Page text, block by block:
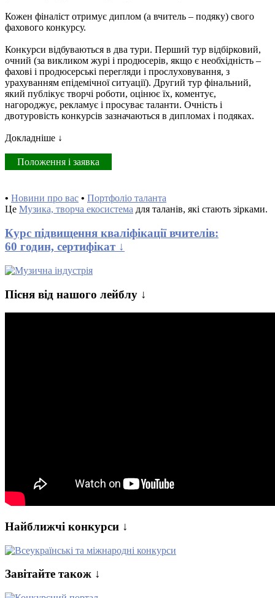
Кожен фіналіст отримує диплом (а вчитель – подяку) свого
фахового конкурсу.
Конкурси відбуваються в два тури. Перший тур відбірковий,
очний (за викликом журі і продюсерів, якщо є необхідність –
фахові і продюсерські перегляди і прослуховування, з
урахуванням епідемічної ситуації). Другий тур фінальний,
який публікує творчі роботи, оцінює їх, коментує,
нагороджує, рекламує і просуває таланти. Очність і
двотуровість конкурсів зазначаються в дипломах і подяках.
Докладніше ↓
Положення і заявка
• Новини про вас • Портфоліо таланта
Це Музика, творча екосистема для таланів, які стають зірками.
Курс підвищення кваліфікації вчителів:
60 годин, сертифікат ↓
Пісня від нашого лейблу ↓
Найближчі конкурси ↓
Завітайте також ↓